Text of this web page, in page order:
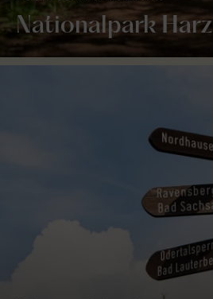
Nationalpark Harz